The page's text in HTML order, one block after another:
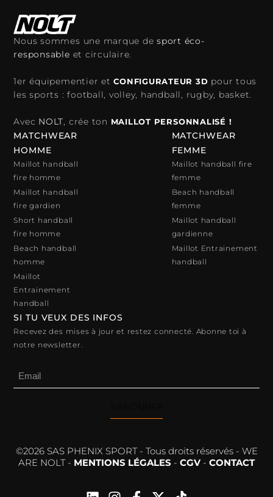
Nous sommes une marque desport éco-
responsable et circulaire.
1er équipementier etCONFIGURATEUR 3D pour tous
les sports : football, volley, handball, rugby, basket.
Avec NOLT, crée ton MAILLOT PERSONNALISÉ !
MATCHWEAR
HOMME
Maillot handball
fire homme
Maillot handball
fire gardien
Short handball
fire homme
Beach handball
homme
Maillot
Entrainement
handball
MATCHWEAR
FEMME
Maillot handball fire
femme
Beach handball
femme
Maillot handball
gardienne
Maillot Entrainement
handball
SI TU VEUX DES INFOS
Recevez des mises à jour et restez connecté. Abonne toi à
notre newsletter.
©2026 SAS PHENIX SPORT - Tous droits réservés - WE
ARE NOLT - MENTIONS LÉGALES - CGV- CONTACT